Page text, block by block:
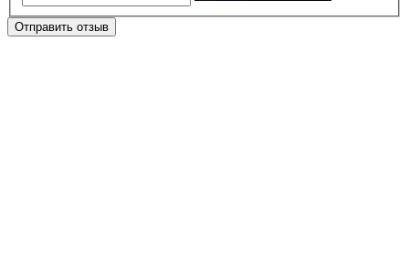
Отправить отзыв